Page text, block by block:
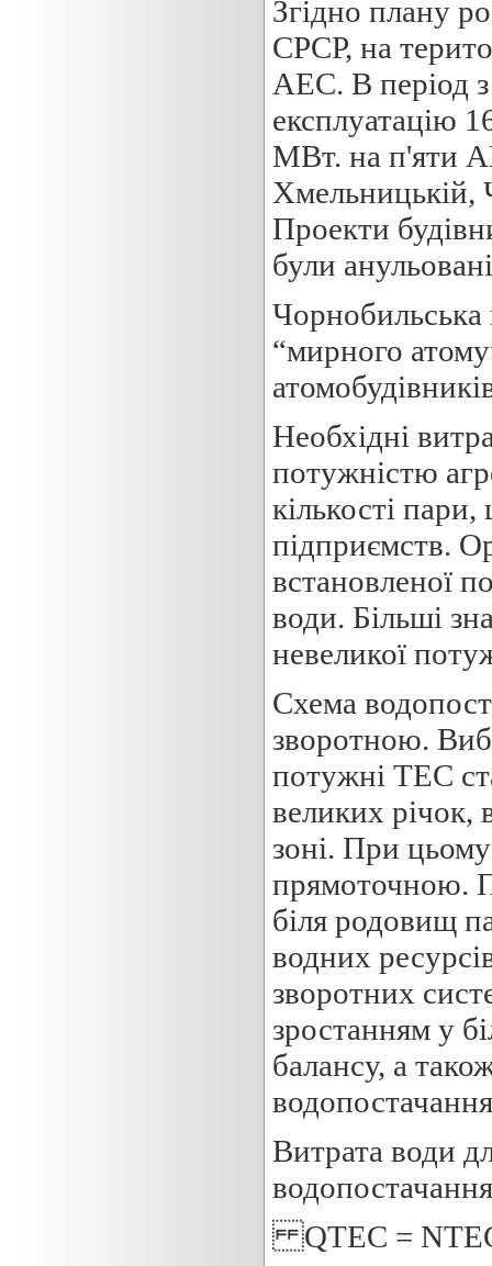
Згідно плану
СРСР, на
АЕС. В період
експлуатацію
МВт. на п'яти
Хмельницькій,
Проекти
були
Чорнобильська
“мирного
Необхідні
потужністю
кількості
підприємств.
встановленої
води. Більші
невеликої
Схема
зворотною.
потужні ТЕС
великих річок,
зоні. При
прямоточною.
біля родовищ
водних
зворотних
зростанням у
балансу, а
Витрата води
водопостачання
QТЕС =